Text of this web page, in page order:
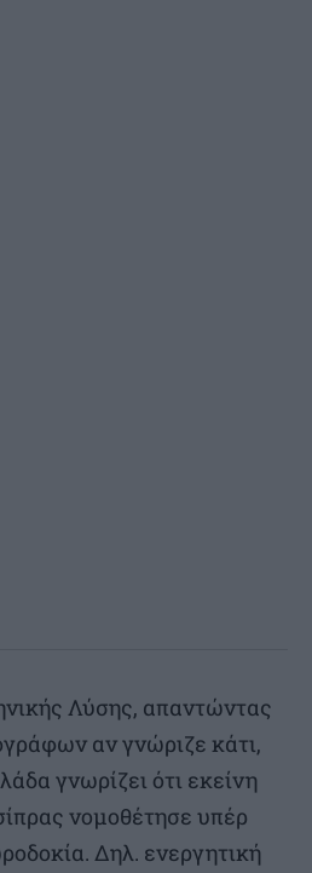
Λύσης, απαντώντας
αν γνώριζε κάτι,
γνωρίζει ότι εκείνη
νομοθέτησε υπέρ
Δηλ. ενεργητική